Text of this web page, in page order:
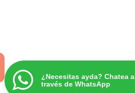
¿Necesitas ayda? Chatea a
través de WhatsApp